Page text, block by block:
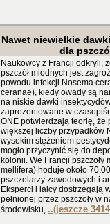
Nawet niewielkie
dla
Naukowcy z Francji odkryli,
pszczół miodnych jest
powodu infekcji Nosema
ceranae), kiedy owady są
na niskie dawki
zaprezentowane w
ONE potwierdzają teorię, że
większej liczby przypadków
wysokim stężeniem
mogło przyczynić się do
kolonii. We Francji pszczoły
mellifera) hoduje około
pszczelarzy zawodowych i
Eksperci i laicy dostrzegają
pełnionej przez pszczoły w
środowisku, ..(jeszcze